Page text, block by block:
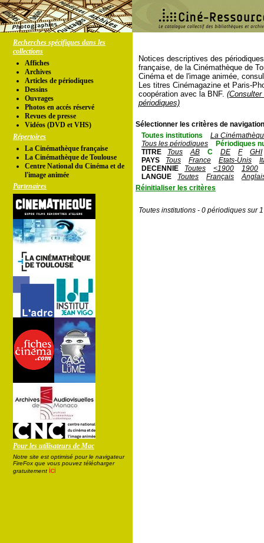
Recherches spécifiques dans les
collections
Affiches
Archives
Articles de périodiques
Dessins
Ouvrages
Photos en accés réservé
Revues de presse
Vidéos (DVD et VHS)
Répertoires
La Cinémathèque française
La Cinémathèque de Toulouse
Centre National du Cinéma et de
l'image animée
Partenaires
Pour les utilisateurs de Mac
Notre site est optimisé pour le navigateur
FireFox que vous pouvez télécharger
gratuitement ici
Notices descriptives des
française, de la Cinémathèque de
Cinéma et de l'image animée,
Les titres Cinémagazine et Paris-
coopération avec la BNF.
périodiques)
Sélectionner les critères de
Toutes institutions
La
Tous les périodiques
Périodiques
TITRE
Tous AB C DE F
GHI
PAYS
Tous France Etats-Unis
DECENNIE
Toutes <1900
1900
LANGUE
Toutes Français
Réinitialiser les critères
Toutes institutions - 0 périodiques sur